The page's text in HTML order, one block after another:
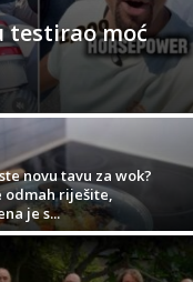
testirao moć
novu tavu za wok?
odmah riješite,
je s...